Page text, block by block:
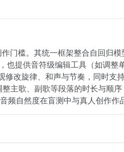
门槛。其统一框架整合自回归
也提供音符级编辑工具（如调整
修改旋律、和声与节奏，同时支
主歌、副歌等段落的时长与顺
自然度在盲测中与真人创作作